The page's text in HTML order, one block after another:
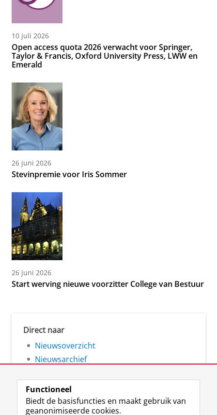
10 juli 2026
Open access quota 2026 verwacht voor Springer,
Taylor & Francis, Oxford University Press, LWW en
Emerald
26 juni 2026
Stevinpremie voor Iris Sommer
26 juni 2026
Start werving nieuwe voorzitter College van Bestuur
Direct naar
Nieuwsoverzicht
Nieuwsarchief
Functioneel
Biedt de basisfuncties en maakt gebruik van
geanonimiseerde cookies.